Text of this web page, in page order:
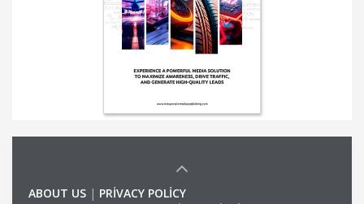
ABOUT US | PRIVACY POLICY